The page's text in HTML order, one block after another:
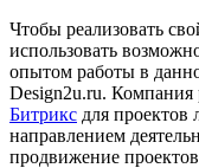
Чтобы реализовать
использовать
опытом работы в
Design2u.ru. Компания
Битрикс для
направлением
продвижение